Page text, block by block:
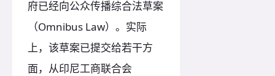
府已经向公众传播综合法草案
（Omnibus Law）。实际
上，该草案已提交给若干方
面，从印尼工商联合会